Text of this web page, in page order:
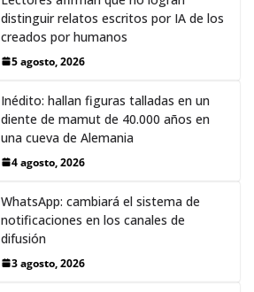
distinguir relatos escritos por IA de los
creados por humanos
5 agosto, 2026
Inédito: hallan figuras talladas en un
diente de mamut de 40.000 años en
una cueva de Alemania
4 agosto, 2026
WhatsApp: cambiará el sistema de
notificaciones en los canales de
difusión
3 agosto, 2026